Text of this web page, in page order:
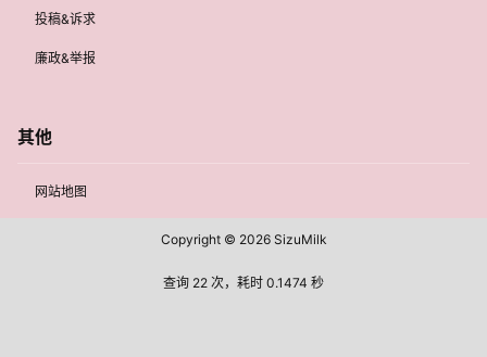
投稿&诉求
廉政&举报
其他
网站地图
Copyright © 2026SizuMilk
查询 22 次，耗时 0.1474 秒